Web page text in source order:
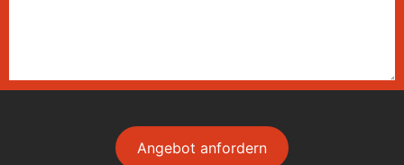
Angebot anfordern